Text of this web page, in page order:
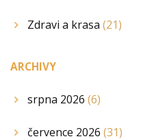
Zdravi a krasa (21)
ARCHIVY
srpna 2026 (6)
července 2026 (31)